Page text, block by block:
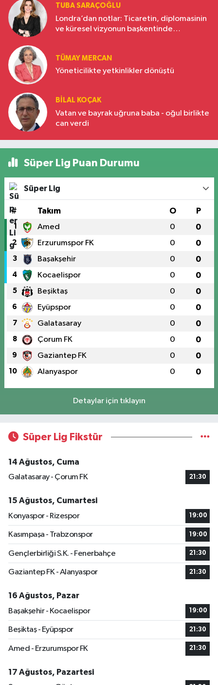
TUBA SARAÇOĞLU
Londra’dan notlar: Ticaretin, diplomasinin
ve küresel vizyonun başkentinde
TÜMAY MERCAN
Yöneticilikte yetkinlikler dönüştü
BILAL KOÇAK
Vatan ve bayrak uğruna baba - oğul birlikte
can verdi
Süper Lig Puan Durumu
Süper Lig
# Takım O P
1 Amed 0 0
2 Erzurumspor FK 0 0
3 Başakşehir 0 0
4 Kocaelispor 0 0
5 Beşiktaş 0 0
6 Eyüpspor 0 0
7 Galatasaray 0 0
8 Çorum FK 0 0
9 Gaziantep FK 0 0
10 Alanyaspor 0 0
Detaylar için tıklayın
Süper Lig Fikstür
14 Ağustos, Cuma
Galatasaray - Çorum FK
21:30
15 Ağustos, Cumartesi
Konyaspor - Rizespor
19:00
Kasımpaşa - Trabzonspor 19:00
Gençlerbirliği S.K. - Fenerbahçe 21:30
Gaziantep FK - Alanyaspor 21:30
16 Ağustos, Pazar
Başakşehir - Kocaelispor
19:00
Beşiktaş - Eyüpspor 21:30
Amed - Erzurumspor FK 21:30
17 Ağustos, Pazartesi